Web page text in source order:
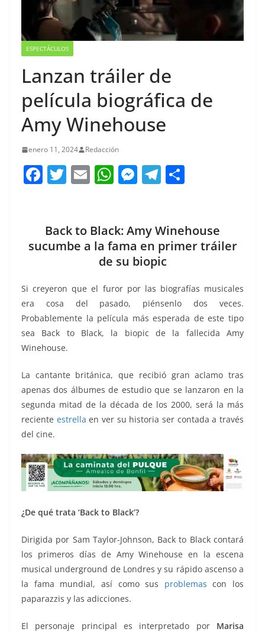
ESPECTÁCULOS
Lanzan tráiler de
película biográfica de
Amy Winehouse
enero 11, 2024 Redacción
F
e
b
o
k
T
er
E
l
W
s
A
p
p
M
e
n
g
er
T
gr
a
m
p
ar
Back to Black: Amy Winehouse
sucumbe a la fama en primer tráiler
de su biopic
Si creyeron que el furor por las biografías musicales
era cosa del pasado, piénsenlo dos veces.
Probablemente la película más esperada de este tipo
sea Back to Black, la biopic de la fallecida Amy
Winehouse.
La cantante británica, que recibió gran aclamo tras
apenas dos álbumes de estudio que se lanzaron en la
segunda mitad de la década de los 2000, será la más
reciente estrella en ver su historia ser contada a través
del cine.
¿De qué trata ‘Back to Black’?
Dirigida por Sam Taylor-Johnson, Back to Black contará
los primeros días de Amy Winehouse en la escena
musical underground de Londres y su rápido ascenso a
la fama mundial, así como sus problemas con los
paparazzis y las adicciones.
El personaje principal es interpretado porMarisa